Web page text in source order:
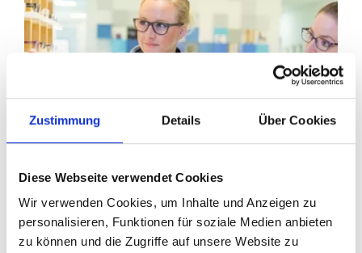
Zustimmung Details Über Cookies
Diese Webseite verwendet Cookies
Wir verwenden Cookies, um Inhalte und Anzeigen zu
personalisieren, Funktionen für soziale Medien anbieten
zu können und die Zugriffe auf unsere Website zu